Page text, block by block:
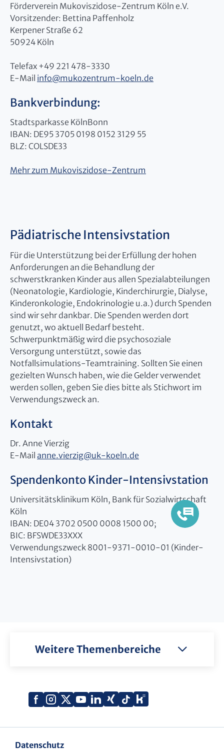
Förderverein Mukoviszidose-Zentrum Köln e.V.
Vorsitzender: Bettina Paffenholz
Kerpener Straße 62
50924 Köln
Telefax +49 221 478-3330
E-Mail info@mukozentrum-koeln.de
Bankverbindung:
Stadtsparkasse KölnBonn
IBAN: DE95 3705 0198 0152 3129 55
BLZ: COLSDE33
Mehr zum Mukoviszidose-Zentrum
Pädiatrische Intensivstation
Für die Unterstützung bei der Erfüllung der hohen
Anforderungen an die Behandlung der
schwerstkranken Kinder aus allen Spezialabteilungen
(Neonatologie, Kardiologie, Kinderchirurgie, Dialyse,
Kinderonkologie, Endokrinologie u.a.) durch Spenden
sind wir sehr dankbar. Die Spenden werden dort
genutzt, wo aktuell Bedarf besteht.
Schwerpunktmäßig wird die psychosoziale
Versorgung unterstützt, sowie das
Notfallsimulations-Teamtraining. Sollten Sie einen
gezielten Wunsch haben, wie die Gelder verwendet
werden sollen, geben Sie dies bitte als Stichwort im
Verwendungszweck an.
Kontakt
Dr. Anne Vierzig
E-Mail anne.vierzig@uk-koeln.de
Spendenkonto Kinder-Intensivstation
Universitätsklinikum Köln, Bank für Sozialwirtschaft
Köln
IBAN: DE04 3702 0500 0008 1500 00;
BIC: BFSWDE33XXX
Verwendungszweck 8001-9371-0010-01 (Kinder-
Intensivstation)
Weitere Themenbereiche
Facebook
Instagram
X
YouTube
LinkedIn
Xing TiktokKununu
Datenschutz